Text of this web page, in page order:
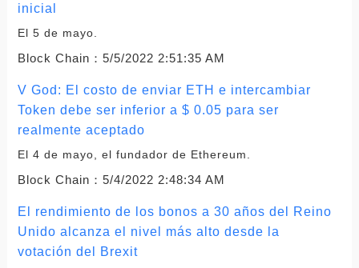
inicial
El 5 de mayo.
Block Chain： 5/5/2022 2:51:35 AM
V God: El costo de enviar ETH e intercambiar
Token debe ser inferior a $ 0.05 para ser
realmente aceptado
El 4 de mayo, el fundador de Ethereum.
Block Chain： 5/4/2022 2:48:34 AM
El rendimiento de los bonos a 30 años del Reino
Unido alcanza el nivel más alto desde la
votación del Brexit